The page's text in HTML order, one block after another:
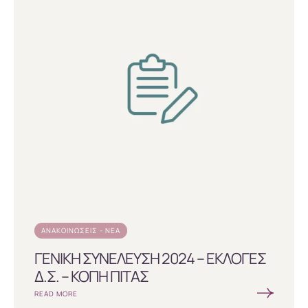
ΑΝΑΚΟΙΝΏΣΕΙΣ - ΝΈΑ
ΓΕΝΙΚΗ ΣΥΝΕΛΕΥΣΗ 2024 – ΕΚΛΟΓΕΣ
Δ.Σ. – ΚΟΠΗ ΠΙΤΑΣ
READ MORE